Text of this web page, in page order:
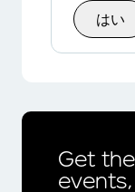
はい
Get